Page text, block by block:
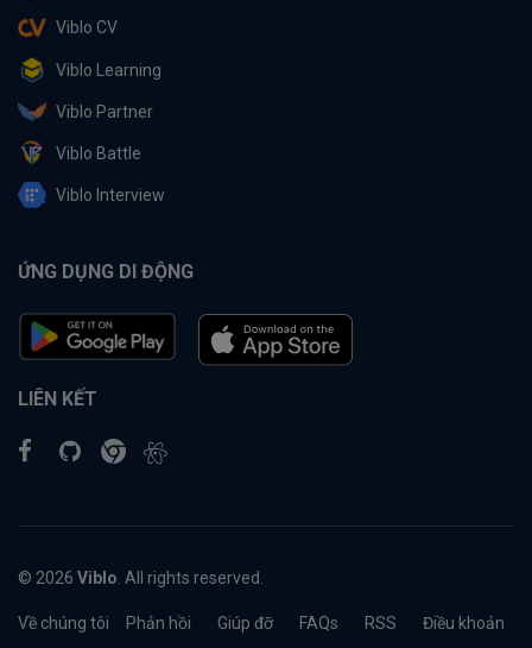
Viblo CV
Viblo Learning
Viblo Partner
Viblo Battle
Viblo Interview
ỨNG DỤNG DI ĐỘNG
LIÊN KẾT
© 2026 Viblo . All rights reserved.
Về chúng tôi Phản hồi Giúp đỡ FAQs RSS Điều khoản